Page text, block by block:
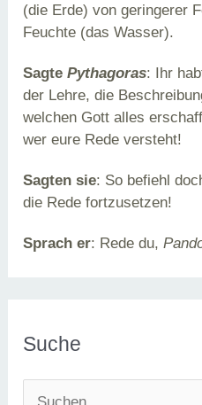
(die Erde) von geringerer
Feuchte (das Wasser).
SagtePythagoras: Ihr
der Lehre, die
welchen Gott alles
wer eure Rede versteht!
Sagten sie: So befiehl
die Rede fortzusetzen!
Sprach er: Rede du,
Suche